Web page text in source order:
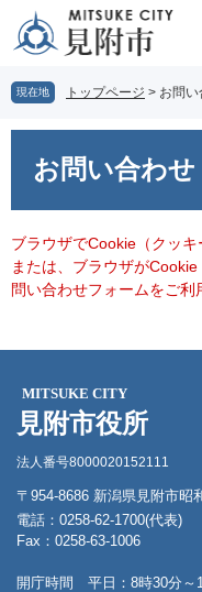
の
先
頭
ー
を
飛
文
へ
現在地 トップページ > お問
お問い合わせ
ブラウザでCookie（クッキ
または、ブラウザが
問い合わせフォームをご利
MITSUKE CITY
見附市役所
法人番号8000020152111
〒954-8686 新潟県見附市昭
電話：0258-62-1700(代表)
Fax：0258-63-1006
開庁時間 平日：8時30分～